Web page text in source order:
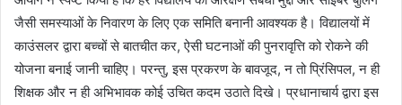
जैसी समस्याओं के निवारण के लिए एक समिति बनानी आवश्यक है। विद्यालयों में
काउंसलर द्वारा बच्चों से बातचीत कर, ऐसी घटनाओं की पुनरावृत्ति को रोकने की
योजना बनाई जानी चाहिए। परन्तु, इस प्रकरण के बावजूद, न तो प्रिंसिपल, न ही
शिक्षक और न ही अभिभावक कोई उचित कदम उठाते दिखे। प्रधानाचार्य द्वारा इस